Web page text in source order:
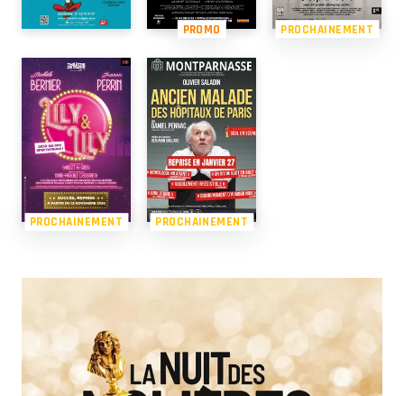
PROMO PROCHAINEMENT
PROCHAINEMENT PROCHAINEMENT